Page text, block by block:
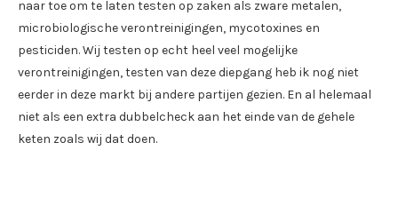
naar toe om te laten testen op zaken als zware metalen,
microbiologische verontreinigingen, mycotoxines en
pesticiden. Wij testen op echt heel veel mogelijke
verontreinigingen, testen van deze diepgang heb ik nog niet
eerder in deze markt bij andere partijen gezien. En al helemaal
niet als een extra dubbelcheck aan het einde van de gehele
keten zoals wij dat doen.